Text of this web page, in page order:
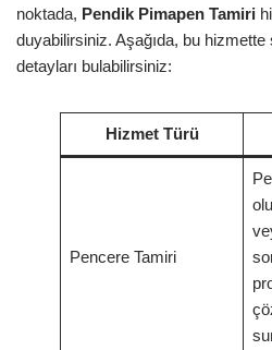
noktada, Pendik Pimapen Tamiri
duyabilirsiniz. Aşağıda, bu hizmette
detayları bulabilirsiniz:
Hizmet Türü
Pencere Tamiri